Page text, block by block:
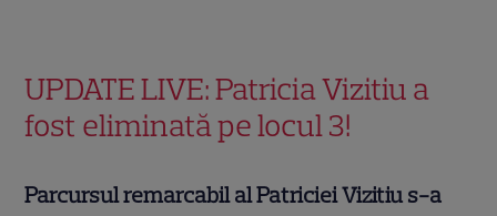
UPDATE LIVE: Patricia Vizitiu a
fost eliminată pe locul 3!
Parcursul remarcabil al Patriciei Vizitiu s-a